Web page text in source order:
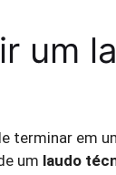
um
terminar em
um laudo